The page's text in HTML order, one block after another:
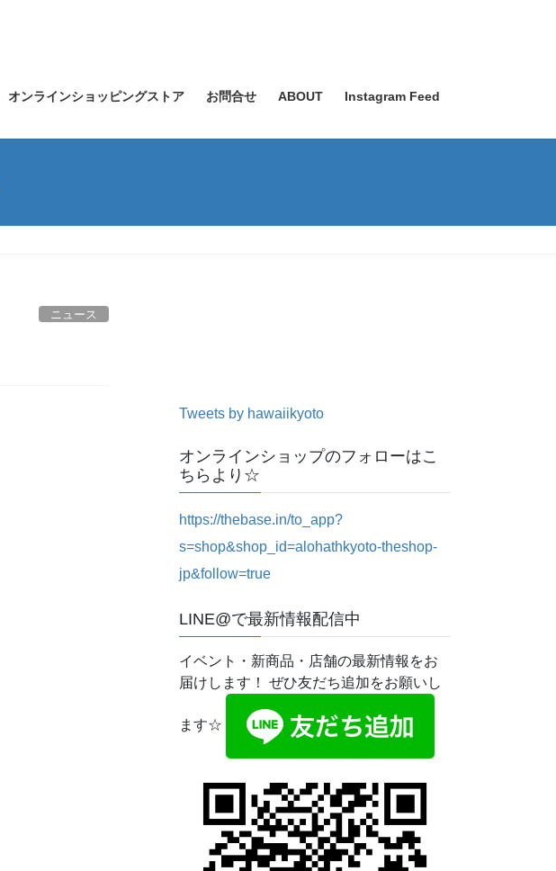
オンラインショッピングストア お問合せ ABOUT Instagram Feed
ニュース
Tweets by hawaiikyoto
オンラインショップのフォローはこ
ちらより☆
https://thebase.in/to_app?
s=shop&shop_id=alohathkyoto-theshop-
jp&follow=true
LINE@で最新情報配信中
イベント・新商品・店舗の最新情報をお
届けします！ ぜひ友だち追加をお願いし
ます☆